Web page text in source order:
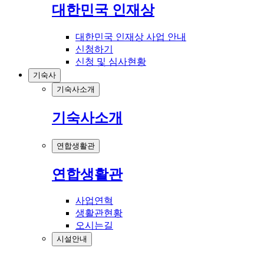
대한민국 인재상
대한민국 인재상 사업 안내
신청하기
신청 및 심사현황
기숙사
기숙사소개
기숙사소개
연합생활관
연합생활관
사업연혁
생활관현황
오시는길
시설안내